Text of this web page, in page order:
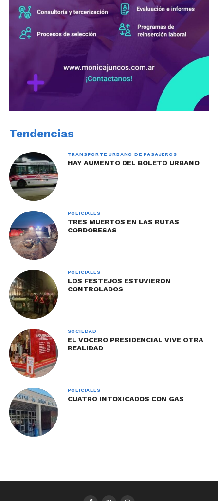
Tendencias
TRANSPORTE URBANO DE PASAJEROS
HAY AUMENTO DEL BOLETO URBANO
POLICIALES
TRES MUERTOS EN LAS RUTAS
CORDOBESAS
POLICIALES
LOS FESTEJOS ESTUVIERON
CONTROLADOS
SOCIEDAD
EL VOCERO PRESIDENCIAL VIVE OTRA
REALIDAD
POLICIALES
CUATRO INTOXICADOS CON GAS